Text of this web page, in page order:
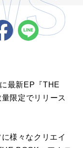
最新EP『THE
限定でリリース
様々なクリエイ